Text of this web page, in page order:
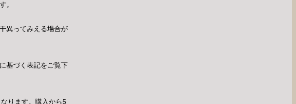
。
異ってみえる場合が
基づく表記をご覧下
ります。購入から5